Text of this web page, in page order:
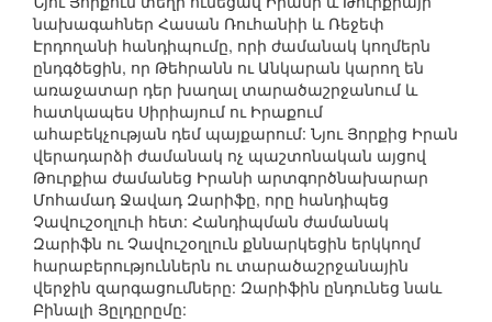
նախագահներ Հասան Ռուհանիի և Ռեջեփ
Էրդողանի հանդիպումը, որի ժամանակ կողմերն
ընդգծեցին, որ Թեհրանն ու Անկարան կարող են
առաջատար դեր խաղալ տարածաշրջանում և
հատկապես Սիրիայում ու Իրաքում
ահաբեկչության դեմ պայքարում: Նյու Յորքից Իրան
վերադարձի ժամանակ ոչ պաշտոնական այցով
Թուրքիա ժամանեց Իրանի արտգործնախարար
Մոհամադ Ջավադ Զարիֆը, որը հանդիպեց
Չավուշօղլուի հետ: Հանդիպման ժամանակ
Զարիֆն ու Չավուշօղլուն քննարկեցին երկկողմ
հարաբերություններն ու տարածաշրջանային
վերջին զարգացումները: Զարիֆին ընդունեց նաև
Բինալի Յըլդըրըմը: